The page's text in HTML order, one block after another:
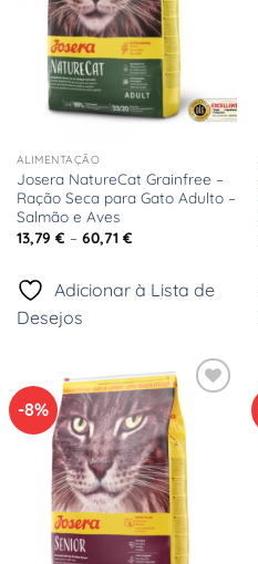
ALIMENTAÇÃO
Josera NatureCat Grainfree –
Ração Seca para Gato Adulto –
Salmão e Aves
13,79 € – 60,71 €Price
60,71 €
Adicionar à Lista de
Desejos
-8%
Adicionar
à Lista
Desejos